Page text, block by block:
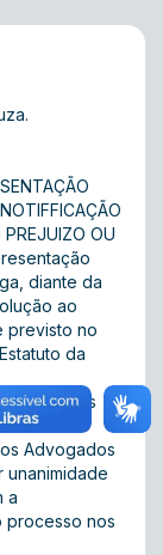

PREJUIZO OU
diante da
ao
previsto no
da
presentes
do
Advogados
unanimidade
a
processo nos